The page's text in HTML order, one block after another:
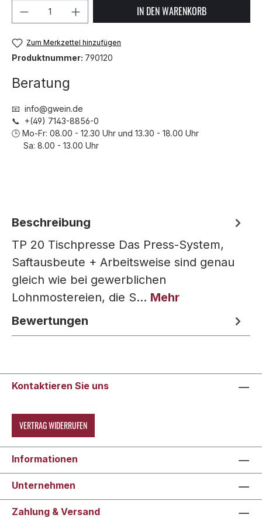
Produkt Anzahl: Gib denIN DEN WARENKORB
Zum Merkzettel hinzufügen
Produktnummer: 790120
Beratung
📧 info@gwein.de
📞 +(49) 7143-8856-0
🕒 Mo-Fr: 08.00 - 12.30 Uhr und 13.30 - 18.00 Uhr
Sa: 8.00 - 13.00 Uhr
Beschreibung
TP 20 Tischpresse Das Press-System,
Saftausbeute + Arbeitsweise sind genau
gleich wie bei gewerblichen
Lohnmostereien, die S… Mehr
Bewertungen
Kontaktieren Sie uns
VERTRAG WIDERRUFEN
Informationen
Unternehmen
Zahlung & Versand